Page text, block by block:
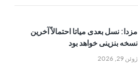
ژوئن 29, 2026
مزدا: نسل بعدی میاتا احتمالاً آخرین
نسخه بنزینی خواهد بود